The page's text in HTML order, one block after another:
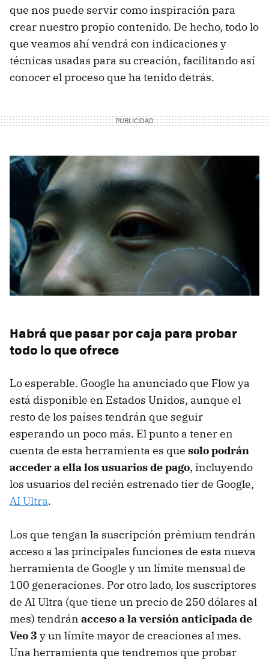
que nos puede servir como inspiración para
crear nuestro propio contenido. De hecho, todo lo
que veamos ahí vendrá con indicaciones y
técnicas usadas para su creación, facilitando así
conocer el proceso que ha tenido detrás.
Habrá que pasar por caja para probar
todo lo que ofrece
Lo esperable. Google ha anunciado que Flow ya
está disponible en Estados Unidos, aunque el
resto de los países tendrán que seguir
esperando un poco más. El punto a tener en
cuenta de esta herramienta es que solo podrán
acceder a ella los usuarios de pago, incluyendo
los usuarios del recién estrenado tier de Google,
AI Ultra.
Los que tengan la suscripción prémium tendrán
acceso a las principales funciones de esta nueva
herramienta de Google y un límite mensual de
100 generaciones. Por otro lado, los suscriptores
de AI Ultra (que tiene un precio de 250 dólares al
mes) tendrán acceso a la versión anticipada de
Veo 3 y un límite mayor de creaciones al mes.
Una herramienta que tendremos que probar